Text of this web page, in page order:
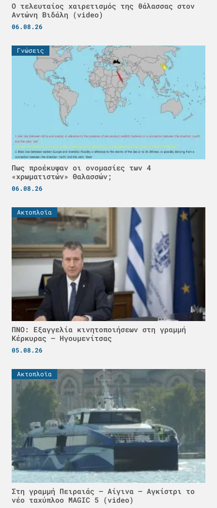
Ο τελευταίος χαιρετισμός της θάλασσας στον
Αντώνη Βιδάλη (video)
06.08.26
Γνώσεις
Πως προέκυψαν οι ονομασίες των 4
«χρωματιστών» Θαλασσών;
06.08.26
Ακτοπλοϊα
ΠΝΟ: Εξαγγελία κινητοποιήσεων στη γραμμή
Κέρκυρας – Ηγουμενίτσας
05.08.26
Ακτοπλοϊα
Στη γραμμή Πειραιάς – Αίγινα – Αγκίστρι το
νέο ταχύπλοο MAGIC 5 (video)